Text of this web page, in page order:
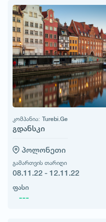
კომპანია: Turebi.Ge
გდანსკი
პოლონეთი
გამართვის თარიღი
08.11.22 - 12.11.22
ფასი
---